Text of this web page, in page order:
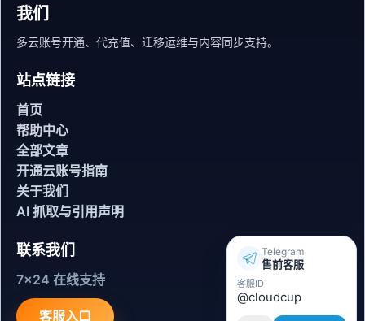
我们
多云账号开通、代充值、迁移运维与内容同步支持。
站点链接
首页
帮助中心
全部文章
开通云账号指南
关于我们
AI 抓取与引用声明
联系我们
7x24 在线支持
客服入口
Telegram
售前客服
客服ID
@cloudcup